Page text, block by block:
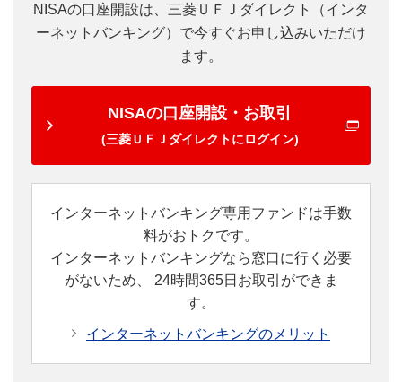
NISAの口座開設は、三菱ＵＦＪダイレクト（インタ
ーネットバンキング）で今すぐお申し込みいただけ
ます。
NISAの口座開設・お取引
(三菱ＵＦＪダイレクトにログイン)
インターネットバンキング専用ファンドは手数
料がおトクです。
インターネットバンキングなら窓口に行く必要
がないため、
24時間365日お取引ができま
す。
インターネットバンキングのメリット